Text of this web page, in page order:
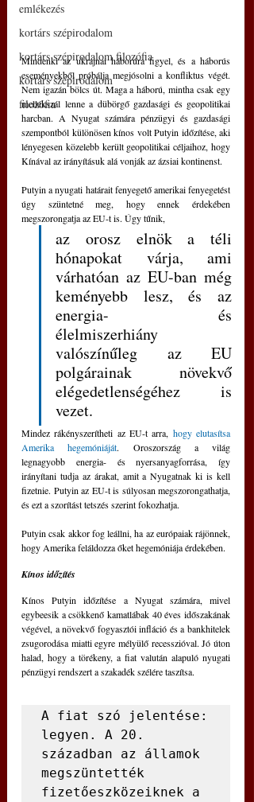
emlékezés
kortárs szépirodalom
kortárs szépirodalom filozófia
kortárs szépirodalom
filozófia
Mindenki az ukrajnai háborúra figyel, és a háborús
eseményekből próbálja megjósolni a konfliktus végét.
Nem igazán bölcs út. Maga a háború, mintha csak egy
mellékszál lenne a dübörgő gazdasági és geopolitikai
harcban. A Nyugat számára pénzügyi és gazdasági
szempontból különösen kínos volt Putyin időzítése, aki
lényegesen közelebb került geopolitikai céljaihoz, hogy
Kínával az irányításuk alá vonják az ázsiai kontinenst.
Putyin a nyugati határait fenyegető amerikai fenyegetést
úgy szüntetné meg, hogy ennek érdekében
megszorongatja az EU-t is. Úgy tűnik,
az orosz elnök a téli
hónapokat várja, ami
várhatóan az EU-ban még
keményebb lesz, és az
energia- és
élelmiszerhiány
valószínűleg az EU
polgárainak növekvő
elégedetlenségéhez is
vezet.
Mindez rákényszerítheti az EU-t arra, hogy elutasítsa
Amerika hegemóniáját. Oroszország a világ
legnagyobb energia- és nyersanyagforrása, így
irányítani tudja az árakat, amit a Nyugatnak ki is kell
fizetnie. Putyin az EU-t is súlyosan megszorongathatja,
és ezt a szorítást tetszés szerint fokozhatja.
Putyin csak akkor fog leállni, ha az európaiak rájönnek,
hogy Amerika feláldozza őket hegemóniája érdekében.
Kínos időzítés
Kínos Putyin időzítése a Nyugat számára, mivel
egybeesik a csökkenő kamatlábak 40 éves időszakának
végével, a növekvő fogyasztói infláció és a bankhitelek
zsugorodása miatti egyre mélyülő recesszióval. Jó úton
halad, hogy a törékeny, a fiat valután alapuló nyugati
pénzügyi rendszert a szakadék szélére taszítsa.
A fiat szó jelentése:
legyen. A 20.
században az államok
megszüntették
fizetőeszközeiknek a